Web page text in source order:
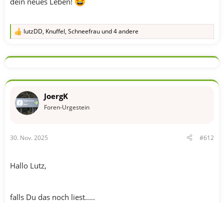
R
k
o
e
n
lutzDD, Knuffel, Schneefrau und 4 andere
JoergK
Foren-Urgestein
30. Nov. 2025 #612
Hallo Lutz,
falls Du das noch liest.....